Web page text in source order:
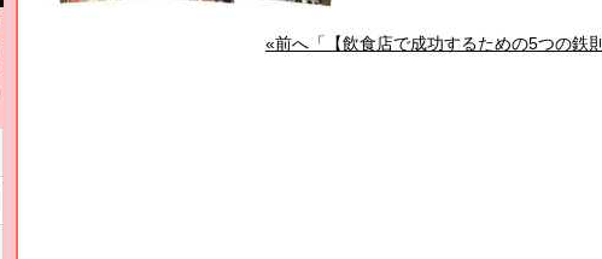
«前へ「【飲食店で成功するための5つの鉄則